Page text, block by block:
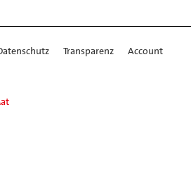
Transparenz
Account